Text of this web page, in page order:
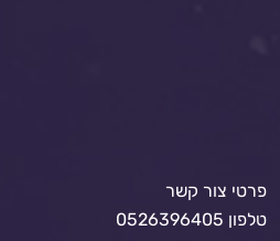
פרטי צור קשר
טלפון 0526396405